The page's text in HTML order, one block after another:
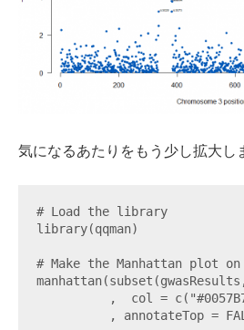
気になるあたりをもう少し拡大し
# Load the library
library(qqman)
# Make the Manhattan plot
,  col =
, annotateTop =